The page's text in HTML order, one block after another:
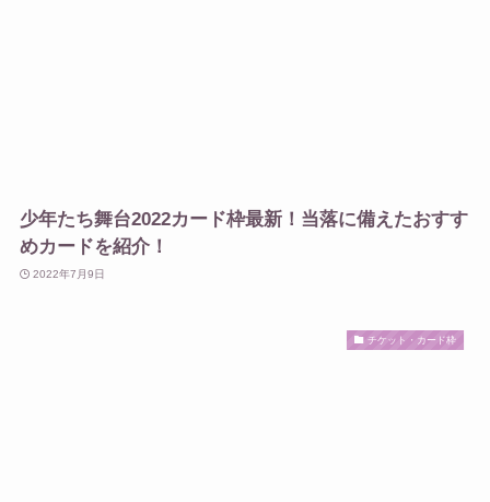
少年たち舞台2022カード枠最新！当落に備えたおすす
めカードを紹介！
2022年7月9日
チケット・カード枠